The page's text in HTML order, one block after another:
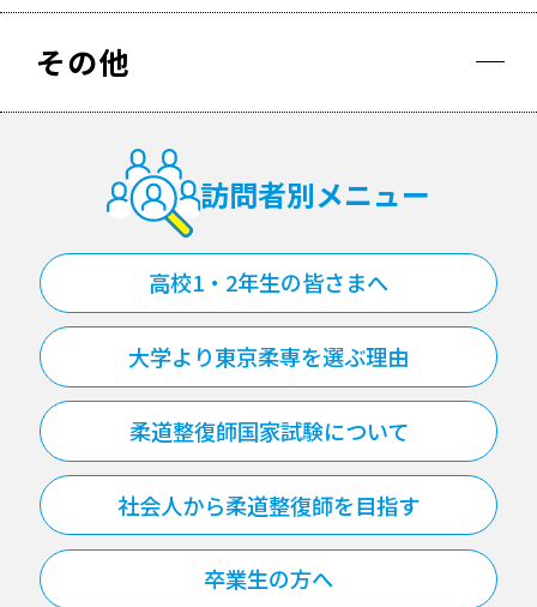
その他
訪問者別メニュー
高校1・2年生の皆さまへ
大学より東京柔専を選ぶ理由
柔道整復師国家試験について
社会人から柔道整復師を目指す
卒業生の方へ